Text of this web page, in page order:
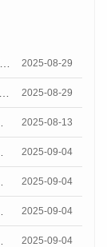
2025-08-29
2025-08-29
2025-08-13
2025-09-04
2025-09-04
2025-09-04
2025-09-04